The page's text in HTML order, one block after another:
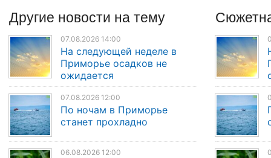
Другие новости на тему
07.08.2026 14:00
На следующей неделе в
Приморье осадков не
ожидается
07.08.2026 12:00
По ночам в Приморье
станет прохладно
06.08.2026 12:00